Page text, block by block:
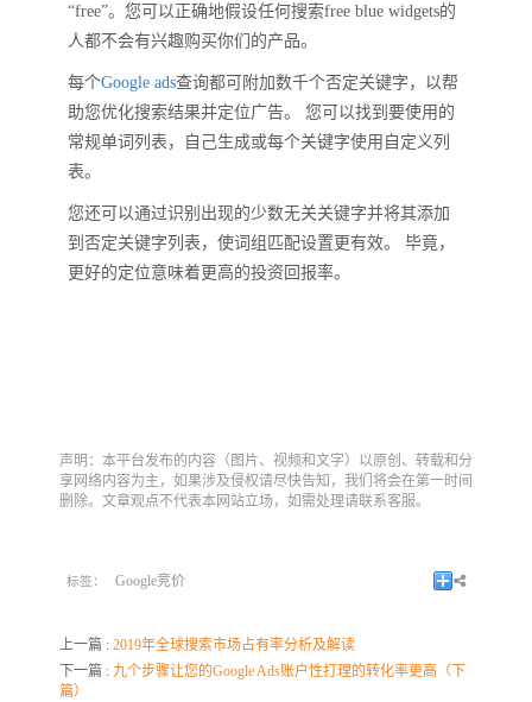
“free”。您可以正确地假设任何搜索free blue widgets的
人都不会有兴趣购买你们的产品。
每个Google ads查询都可附加数千个否定关键字，以帮
助您优化搜索结果并定位广告。 您可以找到要使用的
常规单词列表，自己生成或每个关键字使用自定义列
表。
您还可以通过识别出现的少数无关关键字并将其添加
到否定关键字列表，使词组匹配设置更有效。 毕竟，
更好的定位意味着更高的投资回报率。
声明：本平台发布的内容（图片、视频和文字）以原创、转载和分
享网络内容为主，如果涉及侵权请尽快告知，我们将会在第一时间
删除。文章观点不代表本网站立场，如需处理请联系客服。
标签： Google竞价
上一篇 : 2019年全球搜索市场占有率分析及解读
下一篇 : 九个步骤让您的Google Ads账户性打理的转化率更高（下
篇）